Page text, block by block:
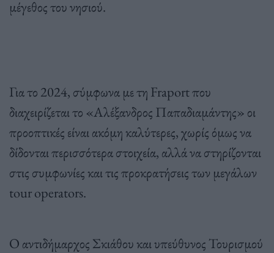
μέγεθος του νησιού.
Για το 2024, σύμφωνα με τη Fraport που
διαχειρίζεται το «Αλέξανδρος Παπαδιαμάντης» οι
προοπτικές είναι ακόμη καλύτερες, χωρίς όμως να
δίδονται περισσότερα στοιχεία, αλλά να στηρίζονται
στις συμφωνίες και τις προκρατήσεις των μεγάλων
tour operators.
O αντιδήμαρχος Σκιάθου και υπεύθυνος Τουρισμού